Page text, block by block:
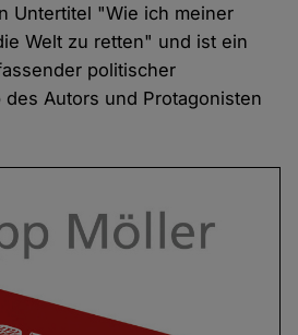
Untertitel "Wie ich meiner
Welt zu retten" und ist ein
politischer
Autors und Protagonisten